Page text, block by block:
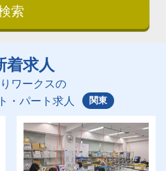
索
着求人
ワークスの
・パート求人
関東